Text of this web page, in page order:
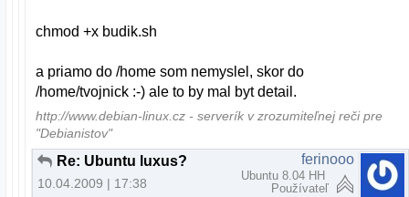
chmod +x budik.sh
a priamo do /home som nemyslel, skor do
/home/tvojnick :-) ale to by mal byt detail.
http://www.debian-linux.cz - serverík v zrozumiteľnej reči pre
"Debianistov"
Re: Ubuntu luxus?
10.04.2009 | 17:38
ferinooo
Ubuntu 8.04 HH
Používateľ